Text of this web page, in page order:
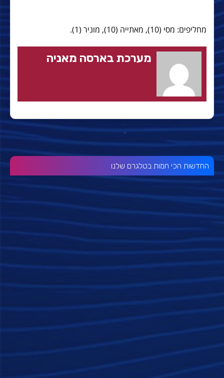
מחליפים: מסי (10), מאתייה (10), מוניר (1).
מערכת בארסה מאניה
החדשות הכי חמות בטלגרם שלנו